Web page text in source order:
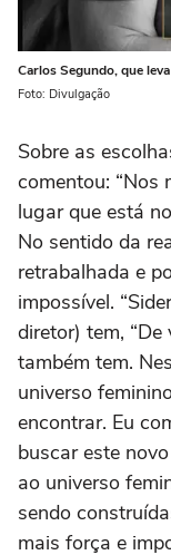
Carlos Segundo, que
Foto: Divulgação
Sobre as
comentou: “Nos
lugar que está
No sentido da
retrabalhada e
impossível.
diretor) tem, “De
também tem.
universo
encontrar. Eu
buscar este
ao universo
sendo
mais força e